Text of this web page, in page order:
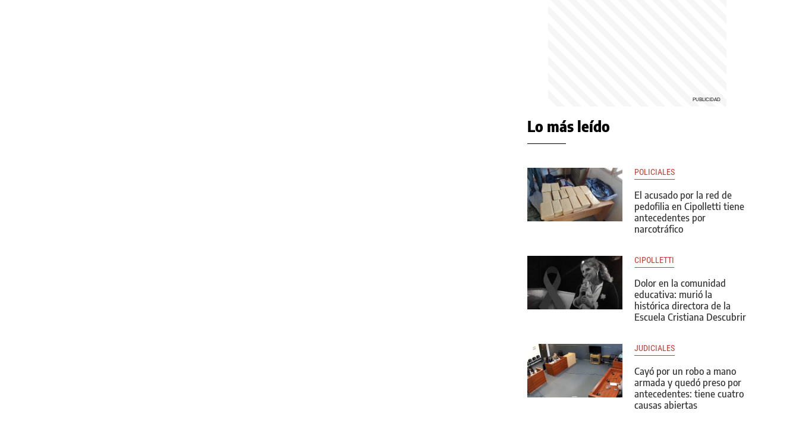
Lo más leído
POLICIALES
El acusado por la red de
pedofilia en Cipolletti tiene
antecedentes por
narcotráfico
CIPOLLETTI
Dolor en la comunidad
educativa: murió la
histórica directora de la
Escuela Cristiana Descubrir
JUDICIALES
Cayó por un robo a mano
armada y quedó preso por
antecedentes: tiene cuatro
causas abiertas